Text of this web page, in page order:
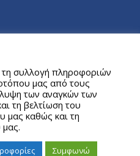
Διασύνδεσης ΕΑΠ
τη συλλογή πληροφοριών
μας από τους
των αναγκών των
τη βελτίωση του
μας καθώς και τη
μας.
Συμφωνώ